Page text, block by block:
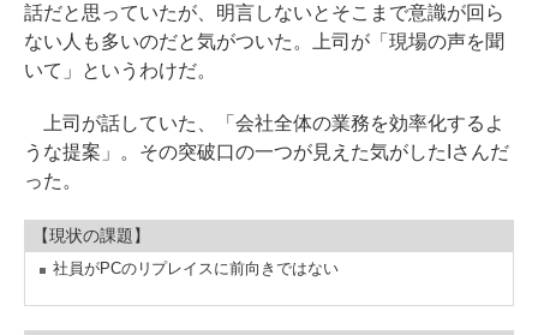
話だと思っていたが、明言しないとそこまで意識が回ら
ない人も多いのだと気がついた。上司が「現場の声を聞
いて」というわけだ。
上司が話していた、「会社全体の業務を効率化するよ
うな提案」。その突破口の一つが見えた気がしたIさんだ
った。
【現状の課題】
社員がPCのリプレイスに前向きではない